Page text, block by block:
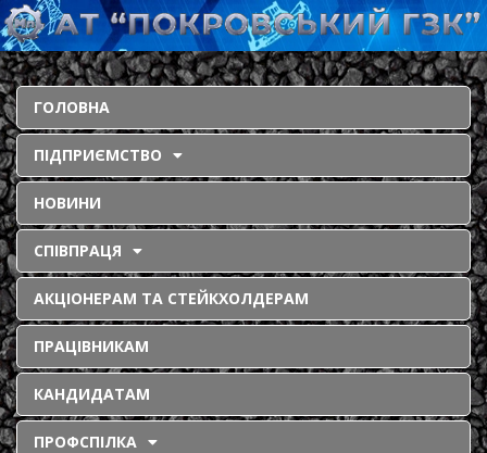
ГОЛОВНА
ПІДПРИЄМСТВО
НОВИНИ
СПІВПРАЦЯ
АКЦІОНЕРАМ ТА СТЕЙКХОЛДЕРАМ
ПРАЦІВНИКАМ
КАНДИДАТАМ
ПРОФСПІЛКА